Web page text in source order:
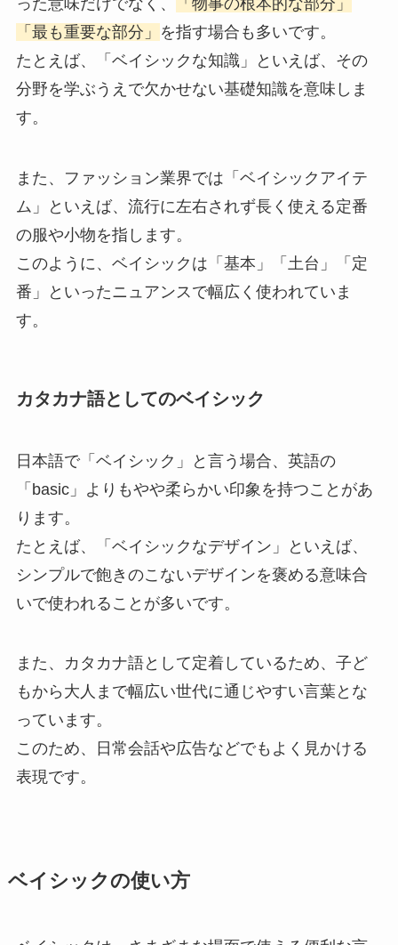
った意味だけでなく、
「物事の根本的な部分」
「最も重要な部分」 を指す場合も多いです。
たとえば、「ベイシックな知識」といえば、その
分野を学ぶうえで欠かせない基礎知識を意味しま
す。
また、ファッション業界では「ベイシックアイテ
ム」といえば、流行に左右されず長く使える定番
の服や小物を指します。
このように、ベイシックは「基本」「土台」「定
番」といったニュアンスで幅広く使われていま
す。
カタカナ語としてのベイシック
日本語で「ベイシック」と言う場合、英語の
「basic」よりもやや柔らかい印象を持つことがあ
ります。
たとえば、「ベイシックなデザイン」といえば、
シンプルで飽きのこないデザインを褒める意味合
いで使われることが多いです。
また、カタカナ語として定着しているため、子ど
もから大人まで幅広い世代に通じやすい言葉とな
っています。
このため、日常会話や広告などでもよく見かける
表現です。
ベイシックの使い方